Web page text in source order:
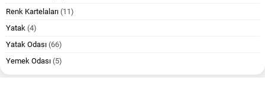
Renk Kartelaları (11)
Yatak (4)
Yatak Odası (66)
Yemek Odası (5)